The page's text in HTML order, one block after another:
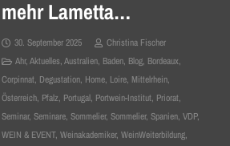
mehr Lametta…
30. September 2025
Christina Fischer
Ahr,Aktuelles,Australien, Baden, Blog, Bordeaux,
Corpinnat, Degustation, Home, Loire, Mittelrhein,
Österreich, Pfalz, Portugal, Portwein-Institut, Priorat,
Seminar, Seminare, Sommelier, Sommelier, Spanien, VDP,
WEIN & EVENT, Weinakademiker, WeinWeiterbildung,